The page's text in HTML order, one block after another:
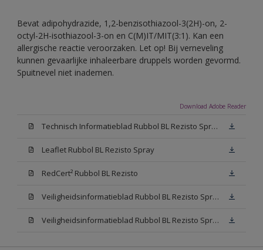
Bevat adipohydrazide, 1,2-benzisothiazool-3(2H)-on, 2-
octyl-2H-isothiazool-3-on en C(M)IT/MIT(3:1). Kan een
allergische reactie veroorzaken. Let op! Bij verneveling
kunnen gevaarlijke inhaleerbare druppels worden gevormd.
Spuitnevel niet inademen.
Download Adobe Reader
Technisch Informatieblad Rubbol BL Rezisto Spray (PDF)
Leaflet Rubbol BL Rezisto Spray
RedCert² Rubbol BL Rezisto
Veiligheidsinformatieblad Rubbol BL Rezisto Spray W05 (MSDS)
Veiligheidsinformatieblad Rubbol BL Rezisto Spray N00 (MSDS)